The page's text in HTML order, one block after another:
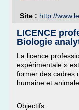
Site : http://
LICENCE
Biologie
La licence
expérimentale »
former des cadres
humaine et animale.
Objectifs